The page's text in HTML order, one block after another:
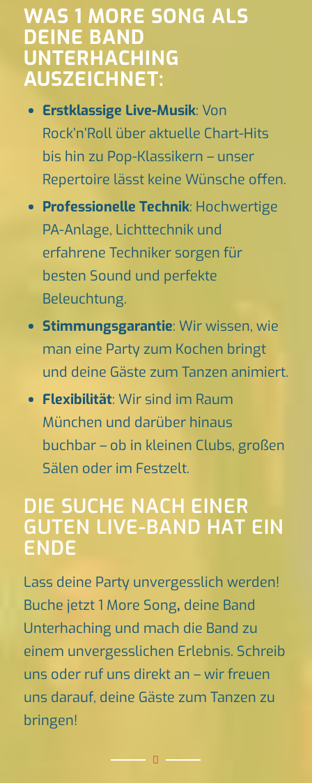
WAS 1 MORE SONG ALS
DEINE BAND
UNTERHACHING
AUSZEICHNET:
Erstklassige Live-Musik: Von
Rock’n’Roll über aktuelle Chart-Hits
bis hin zu Pop-Klassikern – unser
Repertoire lässt keine Wünsche offen.
Professionelle Technik: Hochwertige
PA-Anlage, Lichttechnik und
erfahrene Techniker sorgen für
besten Sound und perfekte
Beleuchtung.
Stimmungsgarantie: Wir wissen, wie
man eine Party zum Kochen bringt
und deine Gäste zum Tanzen animiert.
Flexibilität: Wir sind im Raum
München und darüber hinaus
buchbar – ob in kleinen Clubs, großen
Sälen oder im Festzelt.
DIE SUCHE NACH EINER
GUTEN LIVE-BAND HAT EIN
ENDE
Lass deine Party unvergesslich werden!
Buche jetzt 1 More Song, deine Band
Unterhaching und mach die Band zu
einem unvergesslichen Erlebnis. Schreib
uns oder ruf uns direkt an – wir freuen
uns darauf, deine Gäste zum Tanzen zu
bringen!